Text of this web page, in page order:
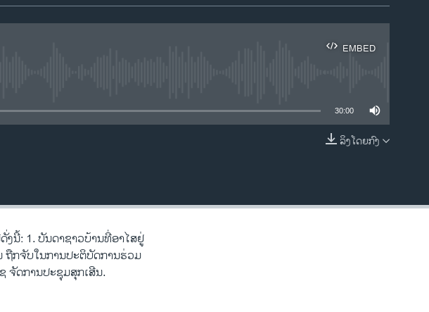
EMBED
EMBED
30:00
ລິງໂດຍກົງ
ນີ້: 1. ບັນດາຊາວບ້ານທີ່ອາໄສຢູ່
ຖືກຈັບໃນການປະຕິບັດການຮ່ວມ
ຈັດການປະຊຸມສຸກເສີນ.